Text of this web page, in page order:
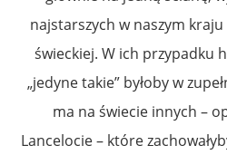
najstarszych w naszym
świeckiej. W ich przypadku
„jedyne takie” byłoby w
ma na świecie innych –
Lancelocie – które